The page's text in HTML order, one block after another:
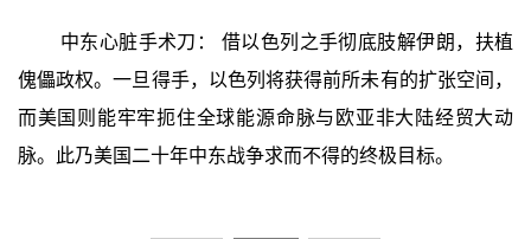
中东心脏手术刀： 借以色列之手彻底肢解伊朗，扶植
傀儡政权。一旦得手，以色列将获得前所未有的扩张空间，
而美国则能牢牢扼住全球能源命脉与欧亚非大陆经贸大动
脉。此乃美国二十年中东战争求而不得的终极目标。